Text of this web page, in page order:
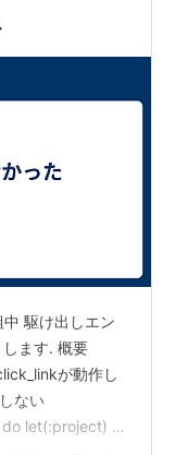
書く意義・ク
駆け出しエン
ます. 概要
が動作し
ない
let(:project) {